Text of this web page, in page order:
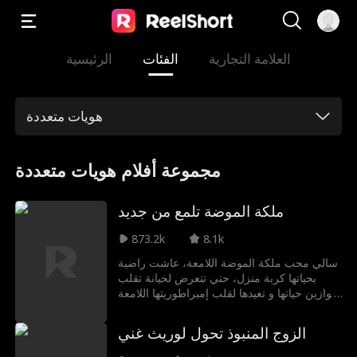
الرئيسية الفئات العلامة التجارية
هويات متعددة
مجموعة أفلام هويات متعددة
ملكة الموضة تلمع من جديد
873.2k
8.1k
سالي محب ملكة الموضة اللامعة، عاشت راضية
بحياتها كربة منزل، حتي تتعرض لخيانة تقلب
موازين حياتها و تعيدها لقلب إمبراطوريتها اللامعة
الزوج المنبوذ تحول لوريث غني